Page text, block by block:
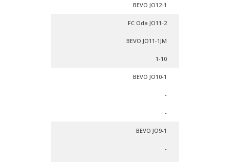
BEVO JO12-1
FC Oda JO11-2
BEVO JO11-1JM
1-10
BEVO JO10-1
-
-
BEVO JO9-1
-